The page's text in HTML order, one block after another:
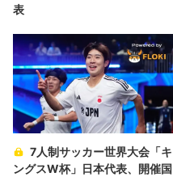
表
7人制サッカー世界大会「キ
ングスW杯」日本代表、開催国